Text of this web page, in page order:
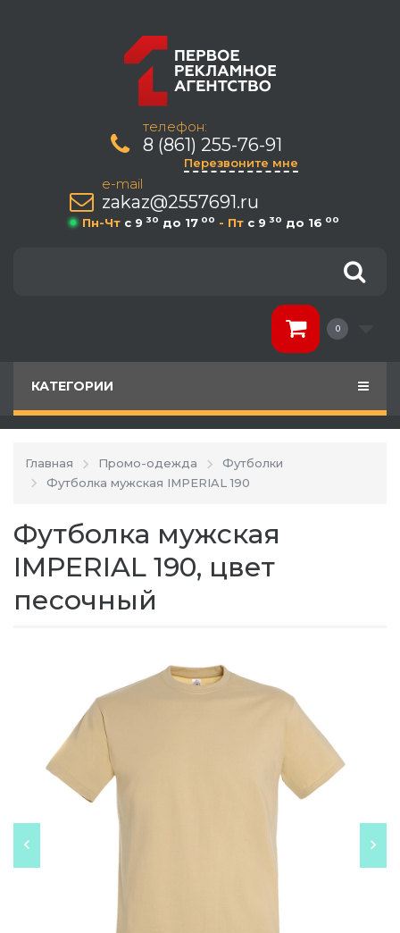
телефон:
8 (861) 255-76-91
Перезвоните мне
e-mail
zakaz@2557691.ru
Пн-Чт c 9 30 до 17 00 - Пт c 9 30 до 16 00
0
КАТЕГОРИИ
Главная Промо-одежда
Футболки
Футболка мужская IMPERIAL 190
Футболка мужская
IMPERIAL 190, цвет
песочный